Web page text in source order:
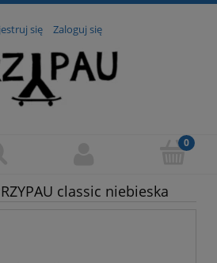
się Zaloguj się
classic niebieska